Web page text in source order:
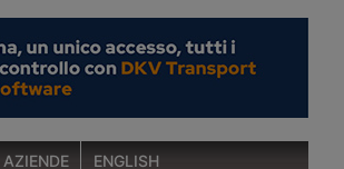
AZIENDE ENGLISH